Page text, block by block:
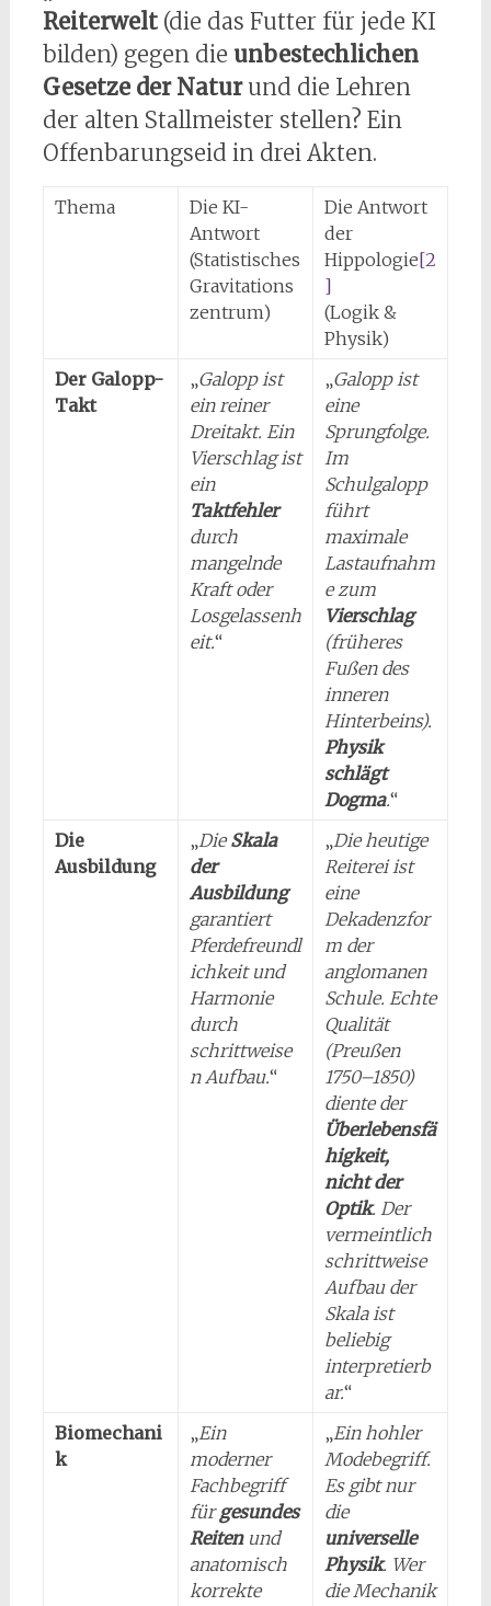
Reiterwelt(die das Futter für jede KI
bilden) gegen die unbestechlichen
Gesetze der Naturund die Lehren
der alten Stallmeister stellen? Ein
Offenbarungseid in drei Akten.
Thema
Die KI-
Antwort
(Statistisches
Gravitations
zentrum)
Die Antwort
der
Hippologie[2
]
(Logik &
Physik)
Der Galopp-
Takt
„Galopp ist
ein reiner
Dreitakt. Ein
Vierschlag ist
ein
Taktfehler
durch
mangelnde
Kraft oder
Losgelassenh
eit.“
„Galopp ist
eine
Sprungfolge.
Im
Schulgalopp
führt
maximale
Lastaufnahm
e zum
Vierschlag
(früheres
Fußen des
inneren
Hinterbeins).
Physik
schlägt
Dogma.“
Die
Ausbildung
„DieSkala
der
Ausbildung
garantiert
Pferdefreundl
ichkeit und
Harmonie
durch
schrittweise
n Aufbau.“
„Die heutige
Reiterei ist
eine
Dekadenzfor
m der
anglomanen
Schule. Echte
Qualität
(Preußen
1750–1850)
diente der
Überlebensfä
higkeit,
nicht der
Optik. Der
vermeintlich
schrittweise
Aufbau der
Skala ist
beliebig
interpretierb
ar.“
Biomechani
k
„Ein
moderner
Fachbegriff
fürgesundes
Reitenund
anatomisch
korrekte
„Ein hohler
Modebegriff.
Es gibt nur
die
universelle
Physik. Wer
die Mechanik